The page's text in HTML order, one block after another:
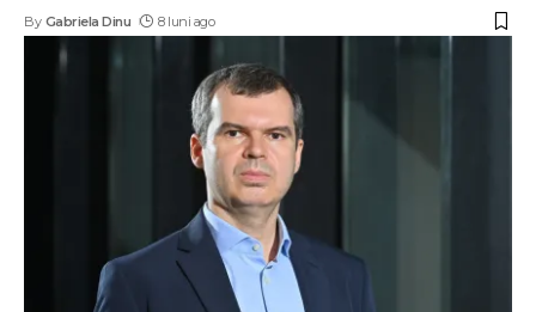
By Gabriela Dinu 8 luni ago